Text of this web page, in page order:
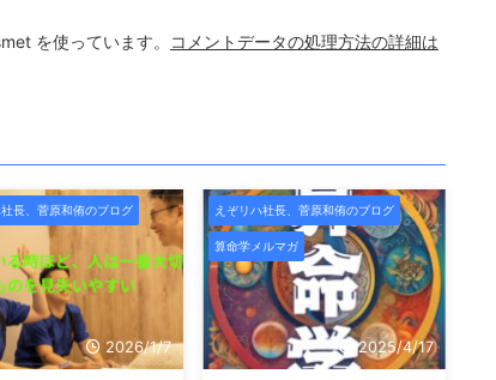
を使っています。
コメントデータの処理方法の詳細は
長、菅原和侑のブログ
2026/1/7
えぞリハ社長、菅原和侑のブログ
算命学メルマガ
2025/4/17